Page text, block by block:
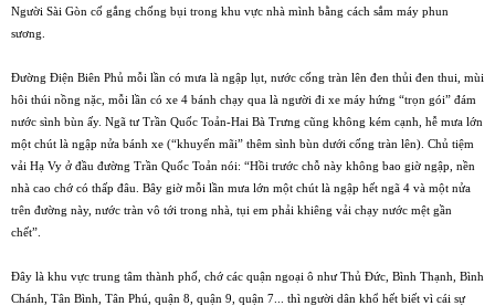
Người Sài Gòn cố gắng chống bụi trong khu vực nhà mình bằng cách sắm máy phun
sương.
Ðường Ðiện Biên Phủ mỗi lần có mưa là ngập lụt, nước cống tràn lên đen thủi đen thui, mùi
hôi thúi nồng nặc, mỗi lần có xe 4 bánh chạy qua là người đi xe máy hứng “trọn gói” đám
nước sình bùn ấy. Ngã tư Trần Quốc Toản-Hai Bà Trưng cũng không kém cạnh, hễ mưa lớn
một chút là ngập nửa bánh xe (“khuyến mãi” thêm sình bùn dưới cống tràn lên). Chủ tiệm
vải Hạ Vy ở đầu đường Trần Quốc Toản nói: “Hồi trước chỗ này không bao giờ ngập, nền
nhà cao chớ có thấp đâu. Bây giờ mỗi lần mưa lớn một chút là ngập hết ngã 4 và một nửa
trên đường này, nước tràn vô tới trong nhà, tụi em phải khiêng vải chạy nước mệt gần
chết”.
Ðây là khu vực trung tâm thành phố, chớ các quận ngoại ô như Thủ Ðức, Bình Thạnh, Bình
Chánh, Tân Bình, Tân Phú, quận 8, quận 9, quận 7... thì người dân khổ hết biết vì cái sự